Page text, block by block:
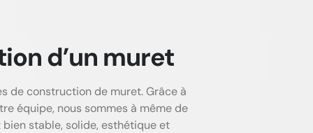
d’un muret
de construction de muret. Grâce à
équipe, nous sommes à même de
stable, solide, esthétique et